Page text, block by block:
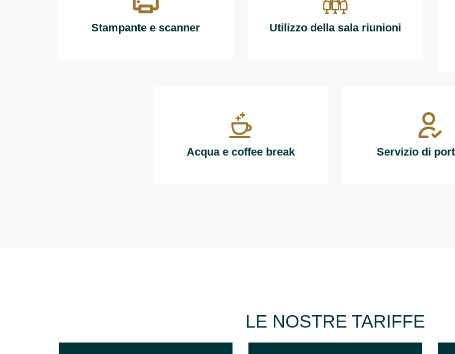
Stampante e scanner Utilizzo della sala riunioni
Acqua e coffee break Servizio di
LE NOSTRE TARIFFE